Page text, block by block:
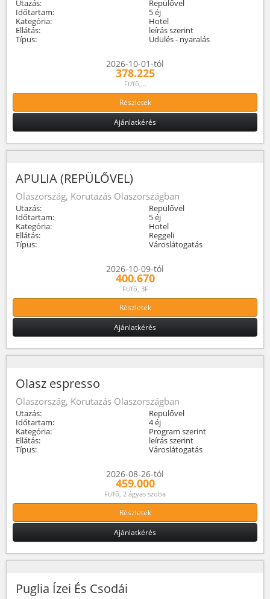
Utazás:
Repülővel
Időtartam:
5 éj
Kategória:
Hotel
Ellátás:
leírás szerint
Típus:
Üdülés - nyaralás
2026-10-01-tól
378.225
Ft/fő,...
Részletek
Ajánlatkérés
APULIA (REPÜLŐVEL)
Olaszország, Körutazás Olaszországban
Utazás:
Repülővel
Időtartam:
5 éj
Kategória:
Hotel
Ellátás:
Reggeli
Típus:
Városlátogatás
2026-10-09-tól
400.670
Ft/fő, 3F
Részletek
Ajánlatkérés
Olasz espresso
Olaszország, Körutazás Olaszországban
Utazás:
Repülővel
Időtartam:
4 éj
Kategória:
Program szerint
Ellátás:
leírás szerint
Típus:
Városlátogatás
2026-08-26-tól
459.000
Ft/fő, 2 ágyas szoba
Részletek
Ajánlatkérés
Puglia Ízei És Csodái